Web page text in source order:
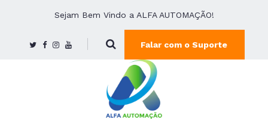
Sejam Bem Vindo a ALFA AUTOMAÇÃO!
Falar com o Suporte